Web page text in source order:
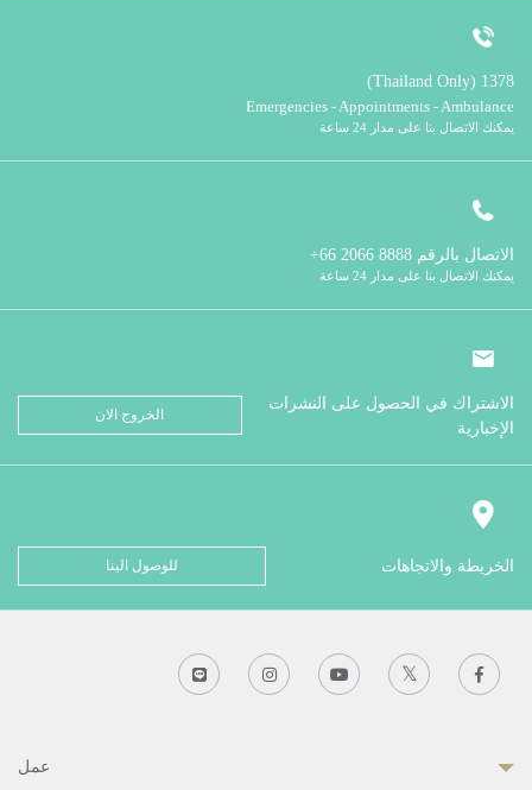
1378 (Thailand Only)
Emergencies - Appointments - Ambulance
يمكنك الاتصال بنا على مدار 24 ساعة
الاتصال بالرقم
يمكنك الاتصال بنا على مدار 24 ساعة
الاشتراك في الحصول على النشرات
الإخبارية
الخروج الان
الخريطة والاتجاهات للوصول الينا
عمل